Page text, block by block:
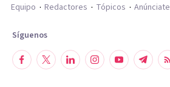
Equipo
Redactores Tópicos Anúnciate
Síguenos